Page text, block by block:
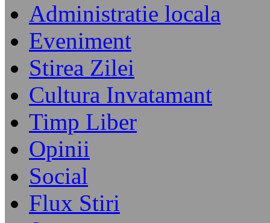
Administratie locala
Eveniment
Stirea Zilei
Cultura Invatamant
Timp Liber
Opinii
Social
Flux Stiri